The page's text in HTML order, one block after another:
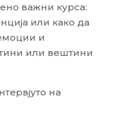
важни курсa:
или како да
и
или вештини
на